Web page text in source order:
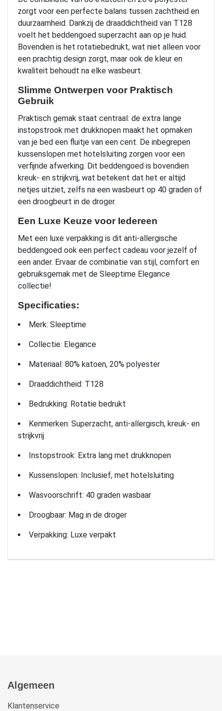
zorgt voor een perfecte balans tussen zachtheid en
duurzaamheid. Dankzij de draaddichtheid van T128
voelt het beddengoed superzacht aan op je huid.
Bovendien is het rotatiebedrukt, wat niet alleen voor
een prachtig design zorgt, maar ook de kleur en
kwaliteit behoudt na elke wasbeurt.
Slimme Ontwerpen voor Praktisch
Gebruik
Praktisch gemak staat centraal: de extra lange
instopstrook met drukknopen maakt het opmaken
van je bed een fluitje van een cent. De inbegrepen
kussenslopen met hotelsluiting zorgen voor een
verfijnde afwerking. Dit beddengoed is bovendien
kreuk- en strijkvrij, wat betekent dat het er altijd
netjes uitziet, zelfs na een wasbeurt op 40 graden of
een droogbeurt in de droger.
Een Luxe Keuze voor Iedereen
Met een luxe verpakking is dit anti-allergische
beddengoed ook een perfect cadeau voor jezelf of
een ander. Ervaar de combinatie van stijl, comfort en
gebruiksgemak met de Sleeptime Elegance
collectie!
Specificaties:
Merk: Sleeptime
Collectie: Elegance
Materiaal: 80% katoen, 20% polyester
Draaddichtheid: T128
Bedrukking: Rotatie bedrukt
Kenmerken: Superzacht, anti-allergisch, kreuk- en
strijkvrij
Instopstrook: Extra lang met drukknopen
Kussenslopen: Inclusief, met hotelsluiting
Wasvoorschrift: 40 graden wasbaar
Droogbaar: Mag in de droger
Verpakking: Luxe verpakt
Algemeen
Klantenservice